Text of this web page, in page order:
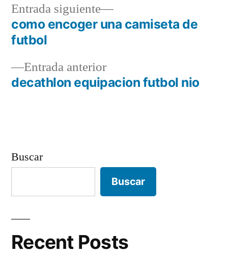
Navegación
entradas
Entrada anteriorEntrada
anterior:
decathlon equipacion futbol nio
Entrada siguiente
Entrada
siguiente:
como encoger una camiseta de
futbol
Buscar
Buscar
Recent Posts